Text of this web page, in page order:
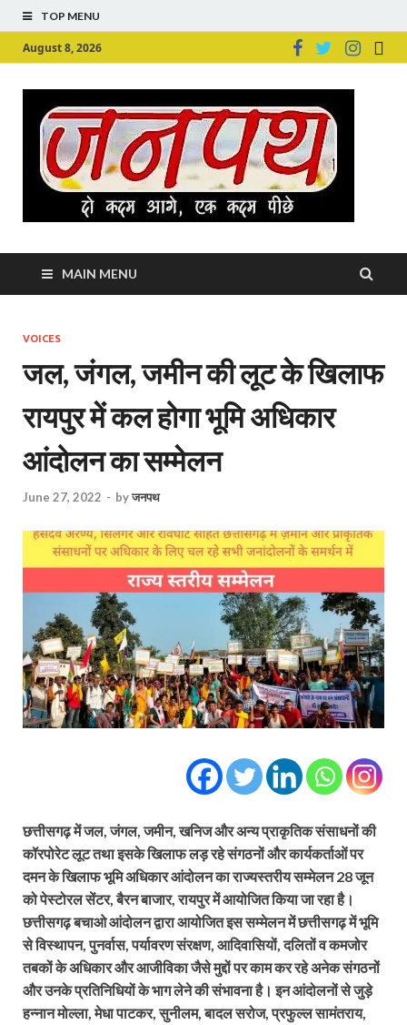
TOP MENU
August 8, 2026
MAIN MENU
VOICES
जल, जंगल, जमीन की लूट के खिलाफ
रायपुर में कल होगा भूमि अधिकार
आंदोलन का सम्मेलन
June 27, 2022 - byजनपथ
छत्तीसगढ़ में जल, जंगल, जमीन, खनिज और अन्य प्राकृतिक संसाधनों की
कॉरपोरेट लूट तथा इसके खिलाफ लड़ रहे संगठनों और कार्यकर्ताओं पर
दमन के खिलाफ भूमि अधिकार आंदोलन का राज्यस्तरीय सम्मेलन 28 जून
को पेस्टोरल सेंटर, बैरन बाजार, रायपुर में आयोजित किया जा रहा है।
छत्तीसगढ़ बचाओ आंदोलन द्वारा आयोजित इस सम्मेलन में छत्तीसगढ़ में भूमि
से विस्थापन, पुनर्वास, पर्यावरण संरक्षण, आदिवासियों, दलितों व कमजोर
तबकों के अधिकार और आजीविका जैसे मुद्दों पर काम कर रहे अनेक संगठनों
और उनके प्रतिनिधियों के भाग लेने की संभावना है। इन आंदोलनों से जुड़े
हन्नान मोल्ला, मेधा पाटकर, सुनीलम, बादल सरोज, प्रफुल्ल सामंतराय,